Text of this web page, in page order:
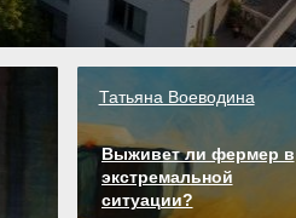
Татьяна Воеводина
Выживет ли фермер в
экстремальной
ситуации?